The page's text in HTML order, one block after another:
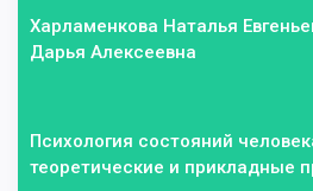
Харламенкова Наталья
Дарья Алексеевна
Психология состояний
теоретические и прикладные